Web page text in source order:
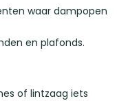
waar dampopen
en plafonds.
of lintzaag iets